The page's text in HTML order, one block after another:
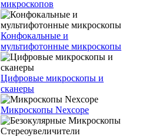
микроскопов
Конфокальные и
мультифотонные микроскопы
Цифровые микроскопы и
сканеры
Микроскопы Nexcope